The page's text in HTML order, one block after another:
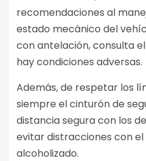
recomendaciones al
estado mecánico del
con antelación, consulta
hay condiciones adversas.
Además, de respetar los
siempre el cinturón de
distancia segura con los
evitar distracciones con
alcoholizado.